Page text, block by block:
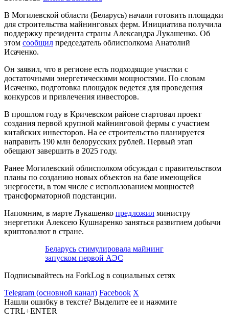
В Могилевской области (Беларусь) начали готовить площадки
для строительства майнинговых ферм. Инициатива получила
поддержку президента страны Александра Лукашенко. Об
этом сообщил председатель облисполкома Анатолий
Исаченко.
Он заявил, что в регионе есть подходящие участки с
достаточными энергетическими мощностями. По словам
Исаченко, подготовка площадок ведется для проведения
конкурсов и привлечения инвесторов.
В прошлом году в Кричевском районе стартовал проект
создания первой крупной майнинговой фермы с участием
китайских инвесторов. На ее строительство планируется
направить 190 млн белорусских рублей. Первый этап
обещают завершить в 2025 году.
Ранее Могилевский облисполком обсуждал с правительством
планы по созданию новых объектов на базе имеющейся
энергосети, в том числе с использованием мощностей
трансформаторной подстанции.
Напомним, в марте Лукашенко предложил министру
энергетики Алексею Кушнаренко заняться развитием добычи
криптовалют в стране.
Беларусь стимулировала майнинг
запуском первой АЭС
Подписывайтесь на ForkLog в социальных сетях
Telegram (основной канал) Facebook X
Нашли ошибку в тексте? Выделите ее и нажмите
CTRL+ENTER